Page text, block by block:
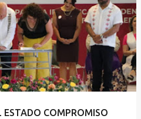
ESTADO COMPROMISO